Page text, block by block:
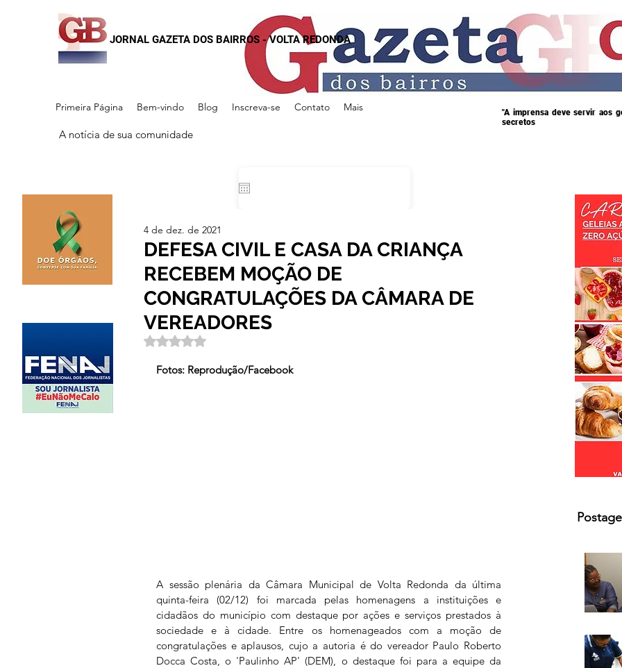
JORNAL GAZETA DOS BAIRROS - VOLTA REDONDA
Primeira Página Bem-vindo Blog Inscreva-se Contato Mais
A notícia de sua comunidade
"A imprensa deve servir aos
secretos
DEFESA CIVIL E CASA DA CRIANÇA
RECEBEM MOÇÃO DE
CONGRATULAÇÕES DA CÂMARA DE
VEREADORES
4 de dez. de 2021
Avaliado com NaN de 5 estrelas.
Fotos: Reprodução/Facebook
A sessão plenária da Câmara Municipal de Volta Redonda da última
quinta-feira (02/12) foi marcada pelas homenagens a instituições e
cidadãos do município com destaque por ações e serviços prestados à
sociedade e à cidade. Entre os homenageados com a moção de
congratulações e aplausos, cujo a autoria é do vereador Paulo Roberto
Docca Costa, o 'Paulinho AP' (DEM), o destaque foi para a equipe da